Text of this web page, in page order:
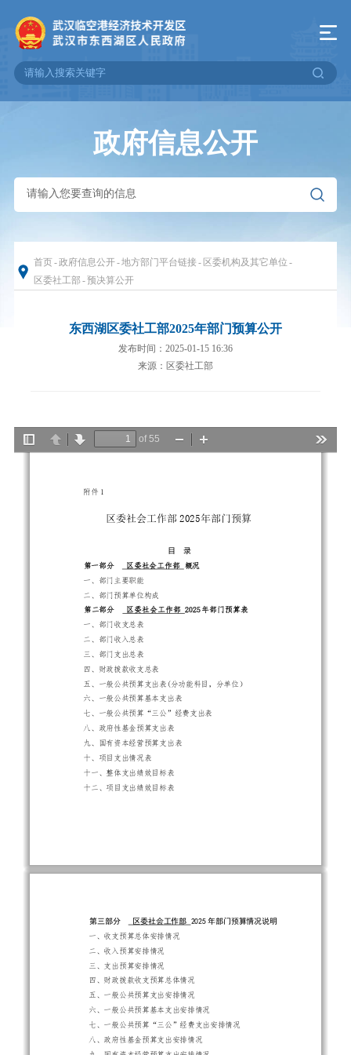
政府信息公开
首页-政府信息公开-地方部门平台链接- 区委机构及其它单位 -
区委社工部 -预决算公开
东西湖区委社工部2025年部门预算公开
发布时间：2025-01-15 16:36
来源：区委社工部